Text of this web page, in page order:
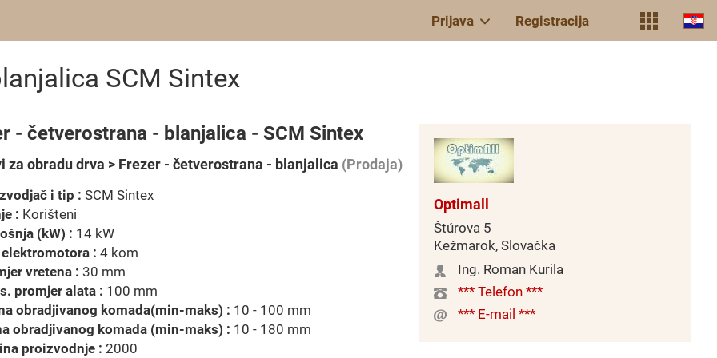
Prijava Registracija
SCM Sintex
- četverostrana - blanjalica - SCM Sintex
za obradu drva > Frezer - četverostrana - blanjalica (Prodaja)
i tip : SCM Sintex
: Korišteni
(kW) : 14 kW
: 4 kom
vretena : 30 mm
promjer alata : 100 mm
obradjivanog komada(min-maks) : 10 - 100 mm
obradjivanog komada (min-maks) : 10 - 180 mm
proizvodnje : 2000
Optimall
Štúrova 5
Kežmarok, Slovačka
Ing. Roman Kurila
*** Telefon ***
*** E-mail ***